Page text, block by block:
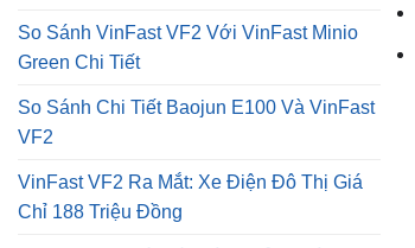
So Sánh VinFast VF2 Với VinFast Minio
Green Chi Tiết
So Sánh Chi Tiết Baojun E100 Và VinFast
VF2
VinFast VF2 Ra Mắt: Xe Điện Đô Thị Giá
Chỉ 188 Triệu Đồng